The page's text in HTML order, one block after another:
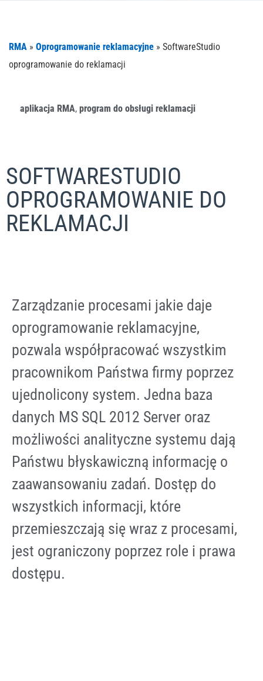
RMA » Oprogramowanie reklamacyjne » SoftwareStudio
oprogramowanie do reklamacji
aplikacja RMA, program do obsługi reklamacji
SOFTWARESTUDIO
OPROGRAMOWANIE DO
REKLAMACJI
Zarządzanie procesami jakie daje
oprogramowanie reklamacyjne,
pozwala współpracować wszystkim
pracownikom Państwa firmy poprzez
ujednolicony system. Jedna baza
danych MS SQL 2012 Server oraz
możliwości analityczne systemu dają
Państwu błyskawiczną informację o
zaawansowaniu zadań. Dostęp do
wszystkich informacji, które
przemieszczają się wraz z procesami,
jest ograniczony poprzez role i prawa
dostępu.